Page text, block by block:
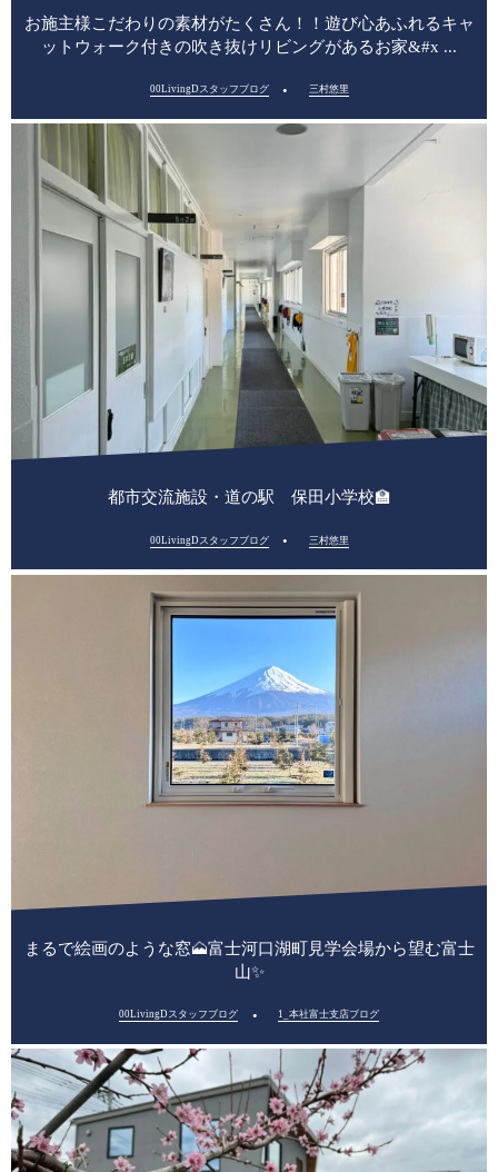
お施主様こだわりの素材がたくさん！！遊び心あふれるキャ
ットウォーク付きの吹き抜けリビングがあるお家&#x ...
00LivingDスタッフブログ 三村悠里
都市交流施設・道の駅 保田小学校🏫
00LivingDスタッフブログ 三村悠里
まるで絵画のような窓🗻富士河口湖町見学会場から望む富士
山✨
00LivingDスタッフブログ 1_本社富士支店ブログ